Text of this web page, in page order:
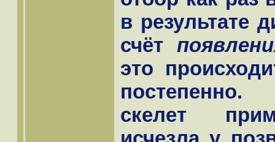
в результате
счёт
это
скелет